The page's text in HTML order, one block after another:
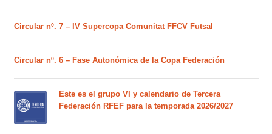
Circular nº. 7 – IV Supercopa Comunitat FFCV Futsal
Circular nº. 6 – Fase Autonómica de la Copa Federación
Este es el grupo VI y calendario de Tercera
Federación RFEF para la temporada 2026/2027